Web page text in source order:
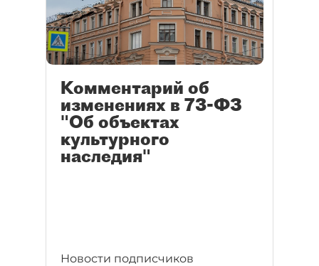
Комментарий об
изменениях в 73-ФЗ
"Об объектах
культурного
наследия"
Новости подписчиков